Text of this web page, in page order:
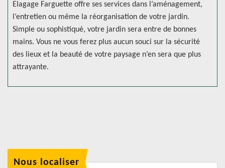
Elagage Farguette offre ses services dans l’aménagement,
l’entretien ou même la réorganisation de votre jardin.
Simple ou sophistiqué, votre jardin sera entre de bonnes
mains. Vous ne vous ferez plus aucun souci sur la sécurité
des lieux et la beauté de votre paysage n’en sera que plus
attrayante.
Nous localiser